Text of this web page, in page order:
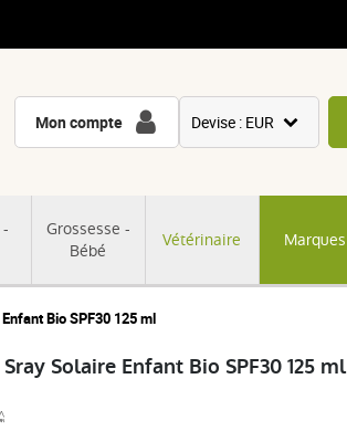
Grossesse -
Bébé
Vétérinaire Marques
Mon compte Devise : EUR
CNY
Bio SPF30 125 ml
Solaire Enfant Bio SPF30 125 ml